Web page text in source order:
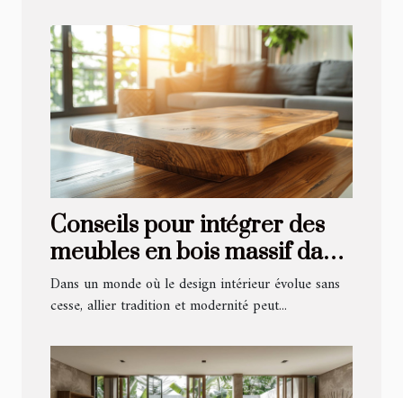
Conseils pour intégrer des
meubles en bois massif dans
un intérieur moderne
Dans un monde où le design intérieur évolue sans
cesse, allier tradition et modernité peut...